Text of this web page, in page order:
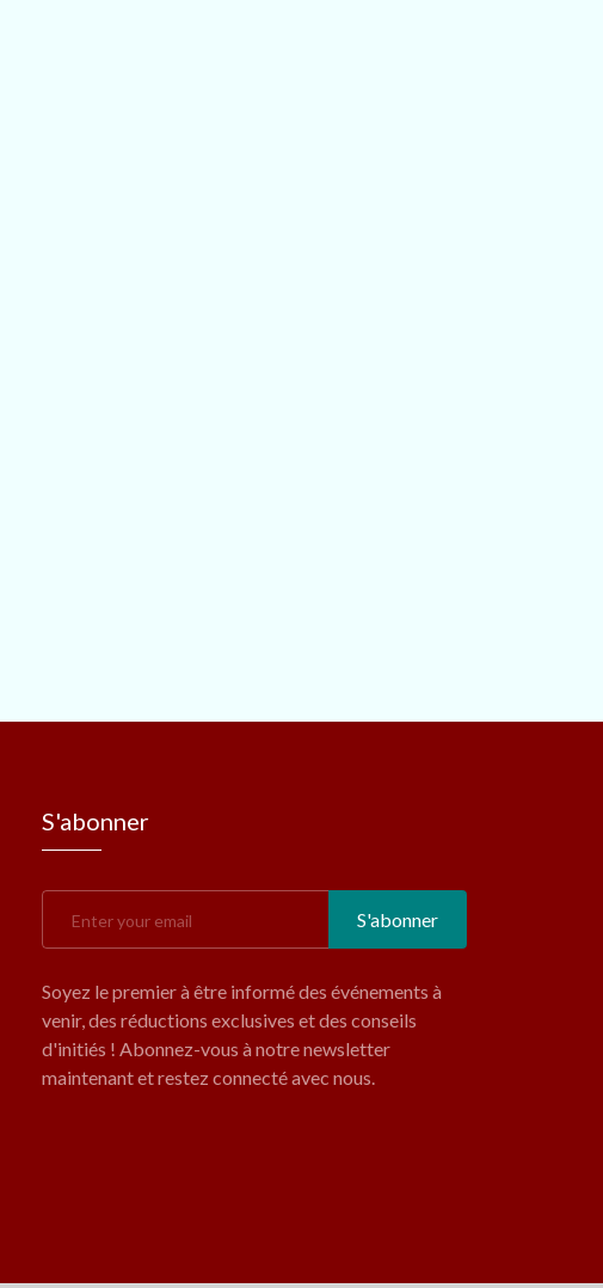
S'abonner
S'abonner
Soyez le premier à être informé des événements à
venir, des réductions exclusives et des conseils
d'initiés ! Abonnez-vous à notre newsletter
maintenant et restez connecté avec nous.